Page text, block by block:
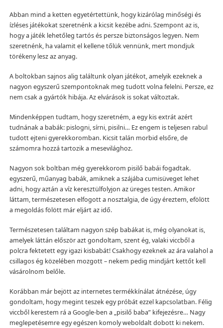
Abban mind a ketten egyetértettünk, hogy kizárólag minőségi és
ízléses játékokat szeretnénk a kicsit kezébe adni. Szempont az is,
hogy a játék lehetőleg tartós és persze biztonságos legyen. Nem
szeretnénk, ha valamit el kellene tőlük vennünk, mert mondjuk
törékeny lesz az anyag.
A boltokban sajnos alig találtunk olyan játékot, amelyik ezeknek a
nagyon egyszerű szempontoknak meg tudott volna felelni. Persze, ez
nem csak a gyártók hibája. Az elvárások is sokat változtak.
Mindenképpen tudtam, hogy szeretném, a egy kis extrát azért
tudnának a babák: pislogni, sírni, pisilni… Ez engem is teljesen rabul
tudott ejteni gyerekkoromban. Kicsit talán morbid elsőre, de
számomra hozzá tartozik a mesevilághoz.
Nagyon sok boltban még gyerekkorom pisilő babái fogadtak.
egyszerű, műanyag babák, amiknek a szájába cumisüveget lehet
adni, hogy aztán a víz keresztülfolyjon az üreges testen. Amikor
láttam, természetesen elfogott a nosztalgia, de úgy éreztem, efölött
a megoldás fölött már eljárt az idő.
Természetesen találtam nagyon szép babákat is, még olyanokat is,
amelyek láttán először azt gondoltam, szent ég, valaki viccből a
polcra fektetett egy igazi kisbabát! Csakhogy ezeknek az ára valahol a
csillagos ég közelében mozgott – nekem pedig mindjárt kettőt kell
vásárolnom belőle.
Korábban már bejött az internetes termékkínálat átnézése, úgy
gondoltam, hogy megint teszek egy próbát ezzel kapcsolatban. Félig
viccből kerestem rá a Google-ben a „pisilő baba” kifejezésre… Nagy
meglepetésemre egy egészen komoly weboldalt dobott ki nekem.